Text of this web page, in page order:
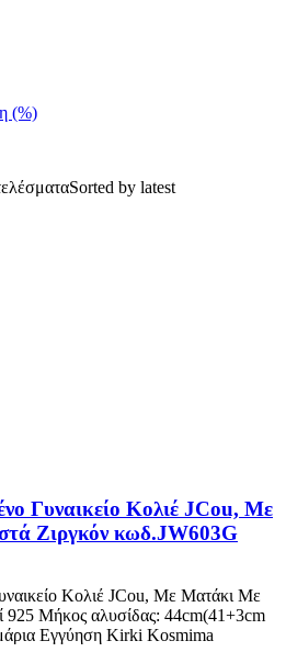
(%)
Sorted by latest
Γυναικείο Κολιέ JCou, Με
Ζιργκόν κωδ.JW603G
Κολιέ JCou, Με Ματάκι Με
925 Μήκος αλυσίδας: 44cm(41+3cm
Eγγύηση Kirki Kosmima